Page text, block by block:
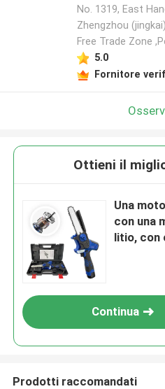
Lasciate un
No. 1319, East
Zhengzhou
Free Trade Zone
5.0
Fornitore
Ottieni il
Una
con una
litio, con
Continua
Prodotti raccomandati